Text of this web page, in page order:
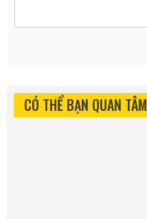
CÓ THỂ BẠN QUAN TÂM